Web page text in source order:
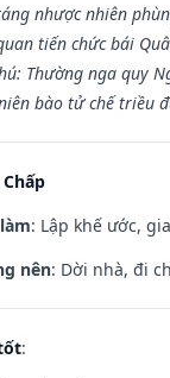
nhược nhiên
tiến chức bái
Thường nga quy
bào tử chế triều
: Lập khế ước,
nên: Dời nhà, đi
: